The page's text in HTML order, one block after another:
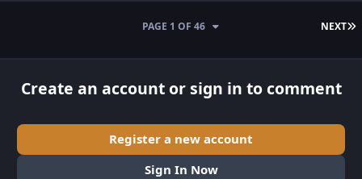
NEXT
PAGE 1 OF 46
Create an account or sign in to comment
Register a new account
Sign In Now